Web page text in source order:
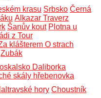
krasu Srbsko Černá
Alkazar Traverz
Šanův kout Plotna u
z Tour
klášterem O strach
Zubák
Daliborka
skály hřebenovka
hory Choustník